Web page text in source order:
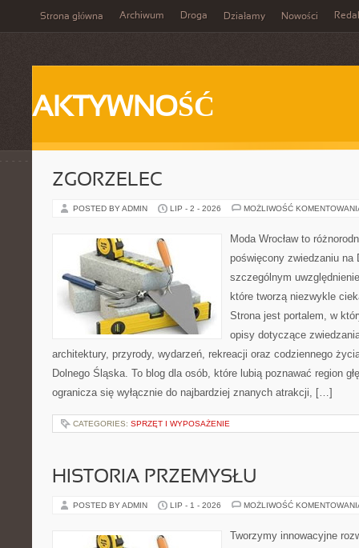
Strona główna Archiwum Droga Działamy Nowości
AKTYWNOŚĆ
ZGORZELEC
POSTED BY ADMIN LIP - 2 - 2026 MOŻLIWOŚĆ
Moda Wrocław to
poświęcony zwiedzaniu na
szczególnym
które tworzą niezwykle
Strona jest portalem, w
opisy dotyczące
architektury, przyrody, wydarzeń, rekreacji oraz codziennego
Dolnego Śląska. To blog dla osób, które lubią poznawać region
ogranicza się wyłącznie do najbardziej znanych atrakcji, […]
CATEGORIES: SPRZĘT I WYPOSAŻENIE
HISTORIA PRZEMYSŁU
POSTED BY ADMIN LIP - 1 - 2026 MOŻLIWOŚĆ
Tworzymy innowacyjne